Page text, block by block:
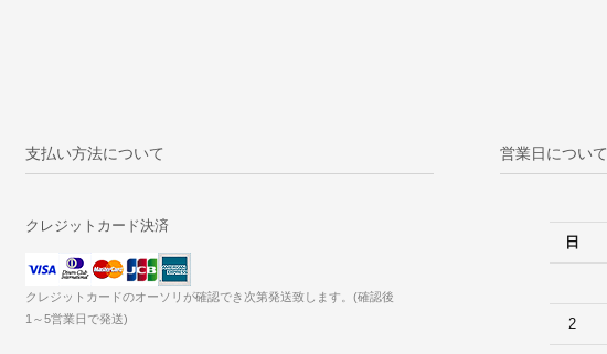
支払い方法について
クレジットカード決済
クレジットカードのオーソリが確認でき次第発送致します。(確認後
1～5営業日で発送)
営業日について
日
2